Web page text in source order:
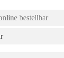
bestellbar